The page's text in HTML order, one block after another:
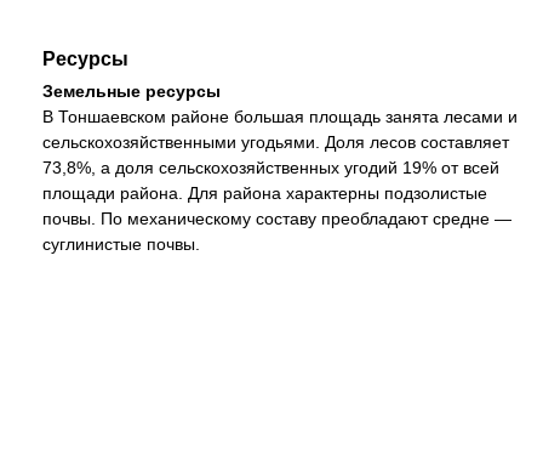
Ресурсы
Земельные ресурсы
В Тоншаевском районе большая площадь занята лесами и
сельскохозяйственными угодьями. Доля лесов составляет
73,8%, а доля сельскохозяйственных угодий 19% от всей
площади района. Для района характерны подзолистые
почвы. По механическому составу преобладают средне —
суглинистые почвы.